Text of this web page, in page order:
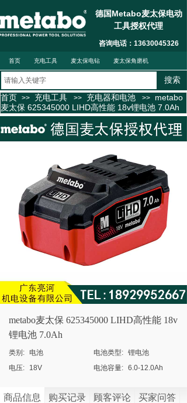
联系我们
咨询电话：13630045326
按钮文本
德国Metabo麦太保电动
工具授权代理
首页 充电工具 麦太保电钻 麦太保角磨机
搜索
首页 >> 充电工具 >> 充电器和电池 >>
metabo
麦太保 625345000 LIHD高性能 18v锂电池 7.0Ah
metabo麦太保 625345000 LIHD高性能 18v
锂电池 7.0Ah
类别: 电池 电池类型: 锂电池
电压:
18V 电池容量: 6.0-12.0Ah
商品信息 购买记录 顾客评论 买家问答